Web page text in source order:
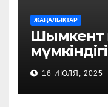
ЖАҢАЛЫҚТАР
Шымкент
қолдау
түрде
16 ИЮЛЯ, 2025